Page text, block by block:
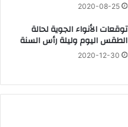
2020-08-25
توقعات الأنواء الجوية لحالة
الطقس اليوم وليلة رأس السنة
2020-12-30